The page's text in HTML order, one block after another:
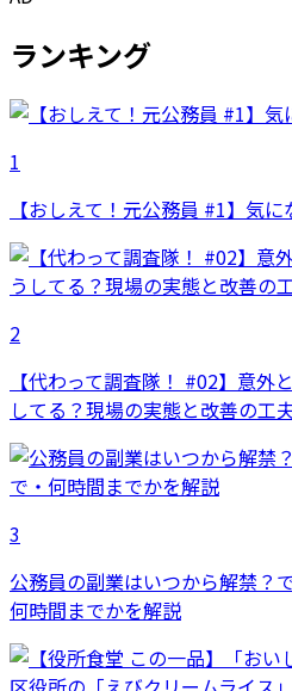
ランキング
1
【おしえて！元公務員 #1】気
2
【代わって調査隊！ #02】意外
してる？現場の実態と改善の工
3
公務員の副業はいつから解禁？
何時間までかを解説